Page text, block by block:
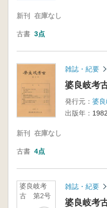
新刊 在庫なし
古書 3点
雑誌・紀要
婆良岐考
発行元： 婆
出版年：
新刊 在庫なし
古書 4点
婆良岐考
古 第2号
雑誌・紀要
婆良岐考